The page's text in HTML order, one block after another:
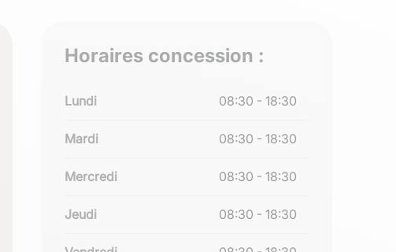
Horaires concession :
Lundi 08:30 - 18:30
Mardi 08:30 - 18:30
Mercredi 08:30 - 18:30
Jeudi 08:30 - 18:30